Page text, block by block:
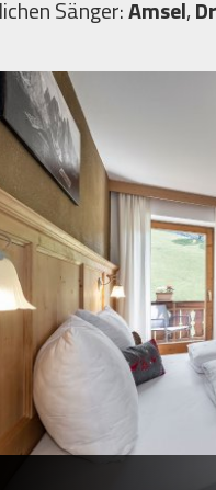
Sänger:Amsel,